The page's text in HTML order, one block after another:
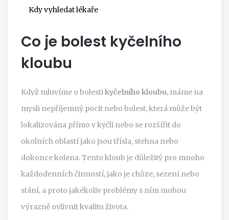
Kdy vyhledat lékaře
Co je bolest kyčelního
kloubu
Když mluvíme o bolestikyčelního kloubu, máme na
mysli nepříjemný pocit nebo bolest, která může být
lokalizována přímo v kyčli nebo se rozšířit do
okolních oblastí jako jsou třísla, stehna nebo
dokonce kolena. Tento kloub je důležitý pro mnoho
každodenních činností, jako je chůze, sezení nebo
stání, a proto jakékoliv problémy s ním mohou
výrazně ovlivnit kvalitu života.